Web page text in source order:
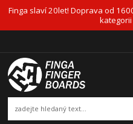
Finga slaví 20let! Doprava od
kategorii